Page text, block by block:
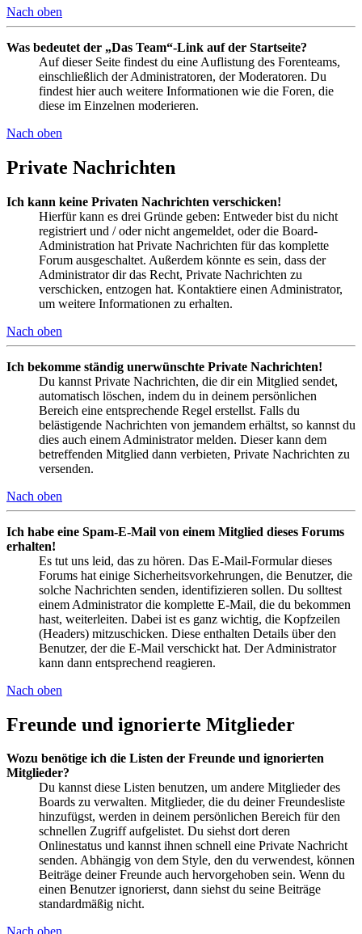
Nach oben
Was bedeutet der „Das Team“-Link auf der Startseite?
Auf dieser Seite findest du eine Auflistung des Forenteams,
einschließlich der Administratoren, der Moderatoren. Du
findest hier auch weitere Informationen wie die Foren, die
diese im Einzelnen moderieren.
Nach oben
Private Nachrichten
Ich kann keine Privaten Nachrichten verschicken!
Hierfür kann es drei Gründe geben: Entweder bist du nicht
registriert und / oder nicht angemeldet, oder die Board-
Administration hat Private Nachrichten für das komplette
Forum ausgeschaltet. Außerdem könnte es sein, dass der
Administrator dir das Recht, Private Nachrichten zu
verschicken, entzogen hat. Kontaktiere einen Administrator,
um weitere Informationen zu erhalten.
Nach oben
Ich bekomme ständig unerwünschte Private Nachrichten!
Du kannst Private Nachrichten, die dir ein Mitglied sendet,
automatisch löschen, indem du in deinem persönlichen
Bereich eine entsprechende Regel erstellst. Falls du
belästigende Nachrichten von jemandem erhältst, so kannst du
dies auch einem Administrator melden. Dieser kann dem
betreffenden Mitglied dann verbieten, Private Nachrichten zu
versenden.
Nach oben
Ich habe eine Spam-E-Mail von einem Mitglied dieses Forums
erhalten!
Es tut uns leid, das zu hören. Das E-Mail-Formular dieses
Forums hat einige Sicherheitsvorkehrungen, die Benutzer, die
solche Nachrichten senden, identifizieren sollen. Du solltest
einem Administrator die komplette E-Mail, die du bekommen
hast, weiterleiten. Dabei ist es ganz wichtig, die Kopfzeilen
(Headers) mitzuschicken. Diese enthalten Details über den
Benutzer, der die E-Mail verschickt hat. Der Administrator
kann dann entsprechend reagieren.
Nach oben
Freunde und ignorierte Mitglieder
Wozu benötige ich die Listen der Freunde und ignorierten
Mitglieder?
Du kannst diese Listen benutzen, um andere Mitglieder des
Boards zu verwalten. Mitglieder, die du deiner Freundesliste
hinzufügst, werden in deinem persönlichen Bereich für den
schnellen Zugriff aufgelistet. Du siehst dort deren
Onlinestatus und kannst ihnen schnell eine Private Nachricht
senden. Abhängig von dem Style, den du verwendest, können
Beiträge deiner Freunde auch hervorgehoben sein. Wenn du
einen Benutzer ignorierst, dann siehst du seine Beiträge
standardmäßig nicht.